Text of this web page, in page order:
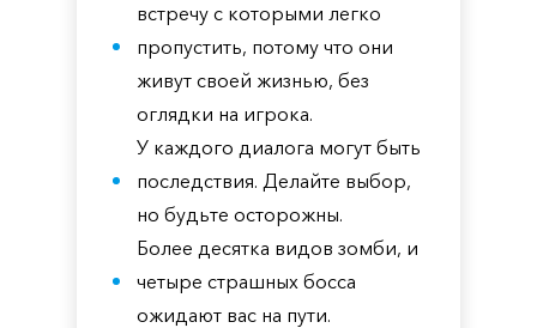
встречу с которыми легко
пропустить, потому что они
живут своей жизнью, без
оглядки на игрока.
У каждого диалога могут быть
последствия. Делайте выбор,
но будьте осторожны.
Более десятка видов зомби, и
четыре страшных босса
ожидают вас на пути.